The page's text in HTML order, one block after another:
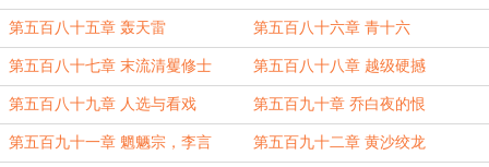
第五百八十五章 轰天雷 第五百八十六章 青十六
第五百八十七章 末流清矍修士 第五百八十八章 越级硬撼
第五百八十九章 人选与看戏 第五百九十章 乔白夜的恨
第五百九十一章 魍魉宗，李言 第五百九十二章 黄沙绞龙